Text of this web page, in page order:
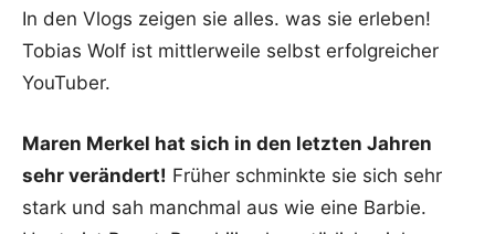
In den Vlogs zeigen sie alles. was sie erleben!
Tobias Wolf ist mittlerweile selbst erfolgreicher
YouTuber.
Maren Merkel hat sich in den letzten Jahren
sehr verändert! Früher schminkte sie sich sehr
stark und sah manchmal aus wie eine Barbie.